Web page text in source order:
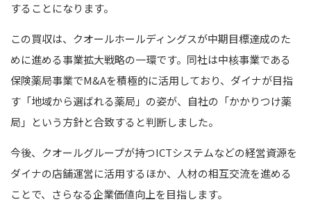
することになります。
この買収は、クオールホールディングスが中期目標達成のた
めに進める事業拡大戦略の一環です。同社は中核事業である
保険薬局事業でM&Aを積極的に活用しており、ダイナが目指
す「地域から選ばれる薬局」の姿が、自社の「かかりつけ薬
局」という方針と合致すると判断しました。
今後、クオールグループが持つICTシステムなどの経営資源を
ダイナの店舗運営に活用するほか、人材の相互交流を進める
ことで、さらなる企業価値向上を目指します。